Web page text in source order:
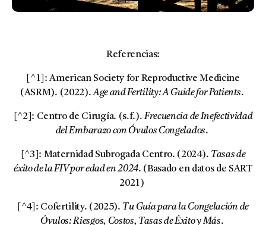
Referencias:
[^1]: American Society for Reproductive Medicine
(ASRM). (2022).Age and Fertility: A Guide for Patients.
[^2]: Centro de Cirugía. (s.f.).Frecuencia de Inefectividad
del Embarazo con Óvulos Congelados.
[^3]: Maternidad Subrogada Centro. (2024). Tasas de
éxito de la FIV por edad en 2024. (Basado en datos de SART
2021)
[^4]: Cofertility. (2025). Tu Guía para la Congelación de
Óvulos: Riesgos, Costos, Tasas de Éxito y Más.